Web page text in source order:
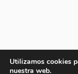
Utilizamos cookies
nuestra web.